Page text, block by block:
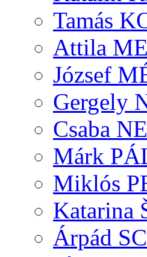
Tamás
Attila
József
Gergely
Csaba
Márk
Miklós
Katarina
Árpád